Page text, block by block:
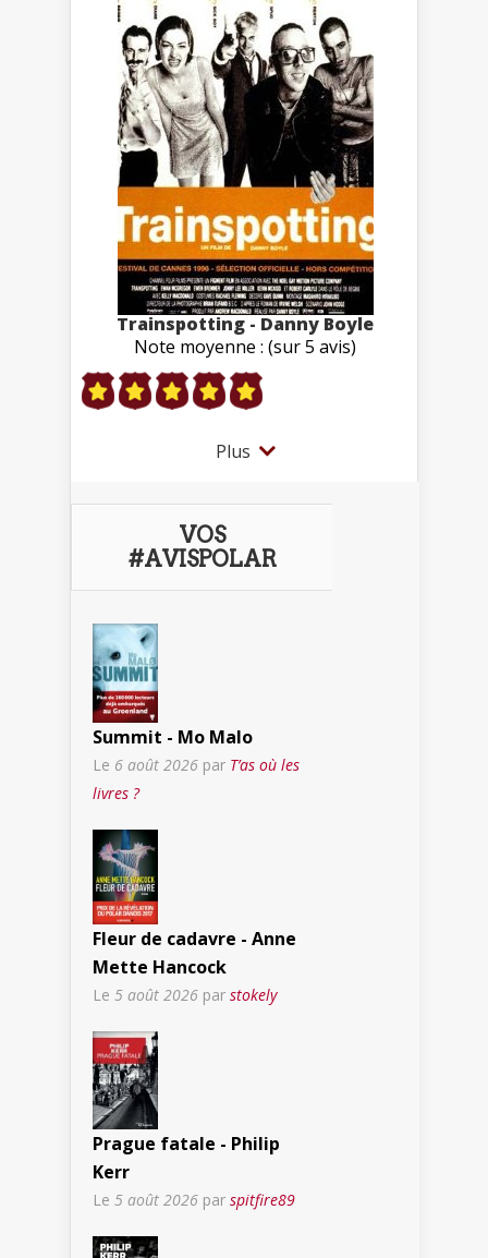
Trainspotting - Danny Boyle
Note moyenne : (sur 5 avis)
Plus
VOS
#AVISPOLAR
Summit - Mo Malo
Le 6 août 2026 par T’as où les
livres ?
Fleur de cadavre - Anne
Mette Hancock
Le 5 août 2026 par stokely
Prague fatale - Philip
Kerr
Le 5 août 2026 par spitfire89